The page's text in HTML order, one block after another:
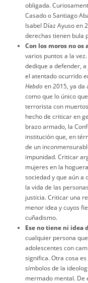
obligada.
Casado o Santiago
Isabel Díaz Ayuso en
derechas tienen bula
Con los moros no os
varios puntos a la
dedique a defender,
el atentado ocurrido
Hebdoen 2015, ya da
como que lo único
terrorista con
hecho de criticar en
brazo armado, la
institución que, en
de un
impunidad. Criticar
mujeres en la
sociedad y que aún a
la vida de las
justicia. Criticar una
menor idea y cuyos
cuñadismo.
Ese no tiene ni idea
cualquier persona
adolescentes con
significa. Otra cosa
símbolos de la
mermado mental. De